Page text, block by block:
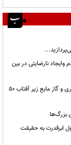
نارضایتی در بین
ریمـدان در آستانه بحران؛ ۳ هزار کامیون قفل، صف ۵۰ کیلومتری و گاز مایع زیر آفتاب ۵۰
بزرگ‌ها
ابرقدرت به حقیقت